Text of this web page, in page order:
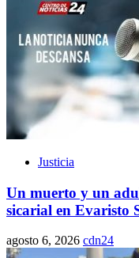
Justicia
Un muerto y un
sicarial en Evaristo
agosto 6, 2026 cdn24